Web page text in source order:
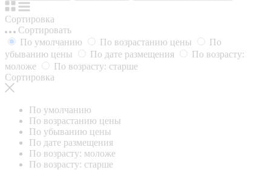
Сортировка
Сортировать
По умолчанию
По возрастанию цены
По
убыванию цены
По дате размещения
По возрасту:
моложе
По возрасту: старше
Сортировка
По умолчанию
По возрастанию цены
По убыванию цены
По дате размещения
По возрасту: моложе
По возрасту: старше